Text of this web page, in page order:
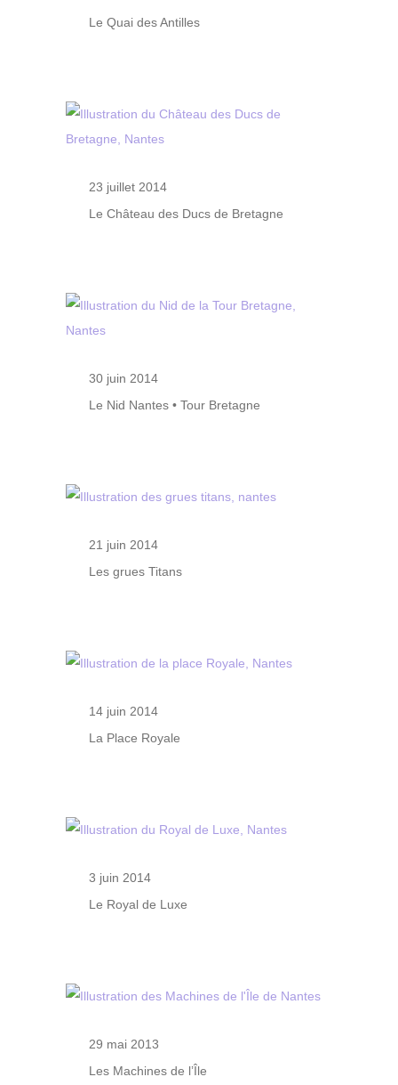
Le Quai des Antilles
23 juillet 2014
Le Château des Ducs de Bretagne
30 juin 2014
Le Nid Nantes • Tour Bretagne
21 juin 2014
Les grues Titans
14 juin 2014
La Place Royale
3 juin 2014
Le Royal de Luxe
29 mai 2013
Les Machines de l’Île